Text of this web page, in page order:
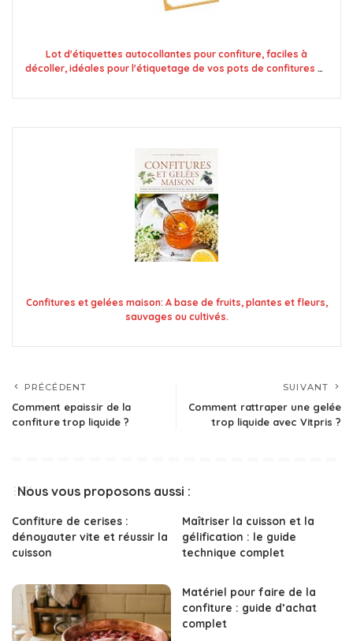
Lot d'étiquettes autocollantes pour confiture, faciles à
décoller, idéales pour l'étiquetage de vos pots de confitures et
couleurs - A8)
Confitures et gelées maison: A base de fruits, plantes et fleurs,
sauvages ou cultivés.
PRÉCÉDENT
Comment epaissir de la
confiture trop liquide ?
SUIVANT
Comment rattraper une gelée
trop liquide avec Vitpris ?
Nous vous proposons aussi :
Confiture de cerises :
dénoyauter vite et réussir la
cuisson
Maîtriser la cuisson et la
gélification : le guide
technique complet
Matériel pour faire de la
confiture : guide d’achat
complet